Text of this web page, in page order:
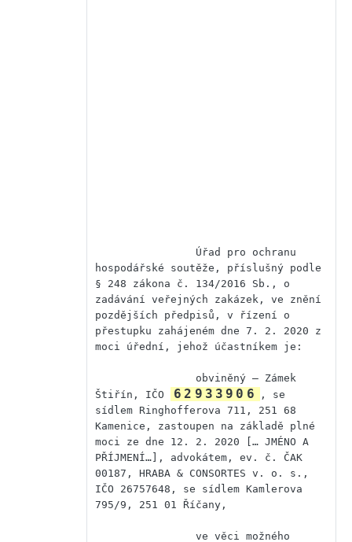
hospodářské soutěže, příslušný podle
§ 248 zákona č. 134/2016 Sb., o
zadávání veřejných zakázek, ve znění
pozdějších předpisů, v řízení o
přestupku zahájeném dne 7. 2. 2020 z
moci úřední, jehož účastníkem je:
Štiřín, IČO
62933906
, se
sídlem Ringhofferova 711, 251 68
Kamenice, zastoupen na základě plné
moci ze dne 12. 2. 2020 [… JMÉNO A
PŘÍJMENÍ…], advokátem, ev. č. ČAK
00187, HRABA & CONSORTES v. o. s.,
IČO 26757648, se sídlem Kamlerova
795/9, 251 01 Říčany,